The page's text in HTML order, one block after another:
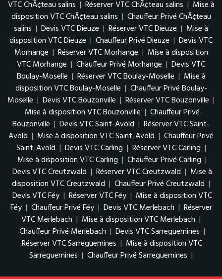
VTC ChÃ¢teau salins | Réserver VTC ChÃ¢teau salins | Mise à
disposition VTC ChÃ¢teau salins | Chauffeur Privé ChÃ¢teau
salins | Devis VTC Dieuze | Réserver VTC Dieuze | Mise à
disposition VTC Dieuze | Chauffeur Privé Dieuze | Devis VTC
Morhange | Réserver VTC Morhange | Mise à disposition
VTC Morhange | Chauffeur Privé Morhange | Devis VTC
Boulay-Moselle | Réserver VTC Boulay-Moselle | Mise à
disposition VTC Boulay-Moselle | Chauffeur Privé Boulay-
Moselle | Devis VTC Bouzonville | Réserver VTC Bouzonville |
Mise à disposition VTC Bouzonville | Chauffeur Privé
Bouzonville | Devis VTC Saint-Avold | Réserver VTC Saint-
Avold | Mise à disposition VTC Saint-Avold | Chauffeur Privé
Saint-Avold | Devis VTC Carling | Réserver VTC Carling |
Mise à disposition VTC Carling | Chauffeur Privé Carling |
Devis VTC Creutzwald | Réserver VTC Creutzwald | Mise à
disposition VTC Creutzwald | Chauffeur Privé Creutzwald |
Devis VTC Féy | Réserver VTC Féy | Mise à disposition VTC
Féy | Chauffeur Privé Féy | Devis VTC Merlebach | Réserver
VTC Merlebach | Mise à disposition VTC Merlebach |
Chauffeur Privé Merlebach | Devis VTC Sarreguemines |
Réserver VTC Sarreguemines | Mise à disposition VTC
Sarreguemines | Chauffeur Privé Sarreguemines |